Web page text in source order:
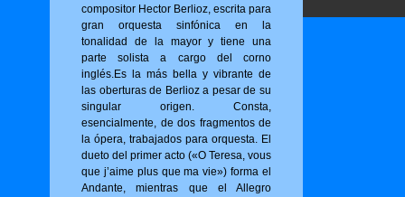
compositor Hector Berlioz, escrita para
gran orquesta sinfónica en la
tonalidad de la mayor y tiene una
parte solista a cargo del corno
inglés.Es la más bella y vibrante de
las oberturas de Berlioz a pesar de su
singular origen. Consta,
esencialmente, de dos fragmentos de
la ópera, trabajados para orquesta. El
dueto del primer acto («O Tere­sa, vous
que j’aime plus que ma vie») for­ma el
Andante, mientras que el Allegro